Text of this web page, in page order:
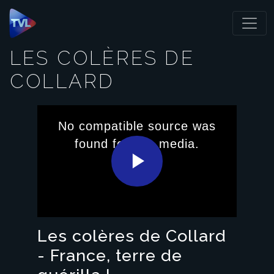
Panneau de gestion des cookies
LES COLÈRES DE
COLLARD
Play
Video
No compatible source was
found for this media.
Les colères de Collard
- France, terre de